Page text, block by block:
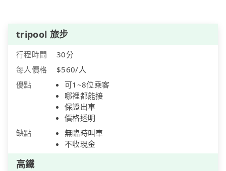
tripool 旅步
行程時間
30分
每人價格
$560/人
優點
可1~8位乘客
哪裡都能接
保證出車
價格透明
缺點
無臨時叫車
不收現金
高鐵